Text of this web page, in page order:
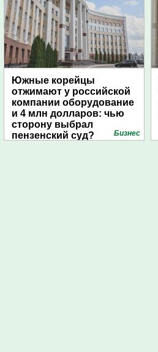
Южные корейцы
отжимают у российской
компании оборудование
и 4 млн долларов: чью
сторону выбрал
пензенский суд?
Бизнес